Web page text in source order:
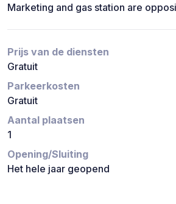
Marketing and gas station are
Prijs van de diensten
Gratuit
Parkeerkosten
Gratuit
Aantal plaatsen
1
Opening/Sluiting
Het hele jaar geopend